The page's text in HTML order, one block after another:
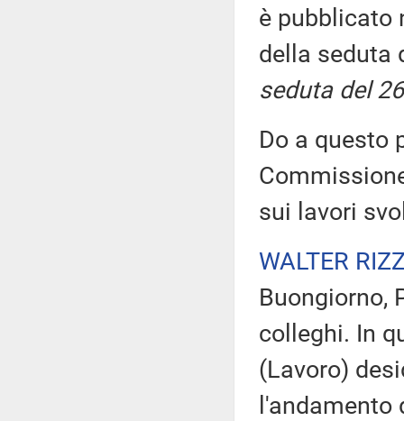
è pubblicato
della seduta
seduta del
Do a questo
sui lavori
WALTER
Buongiorno,
colleghi. In
(Lavoro)